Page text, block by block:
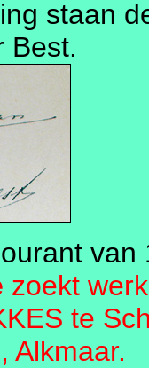
staan
Best.
van
zoekt
te
Alkmaar.